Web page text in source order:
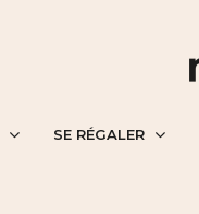
SE RÉGALER